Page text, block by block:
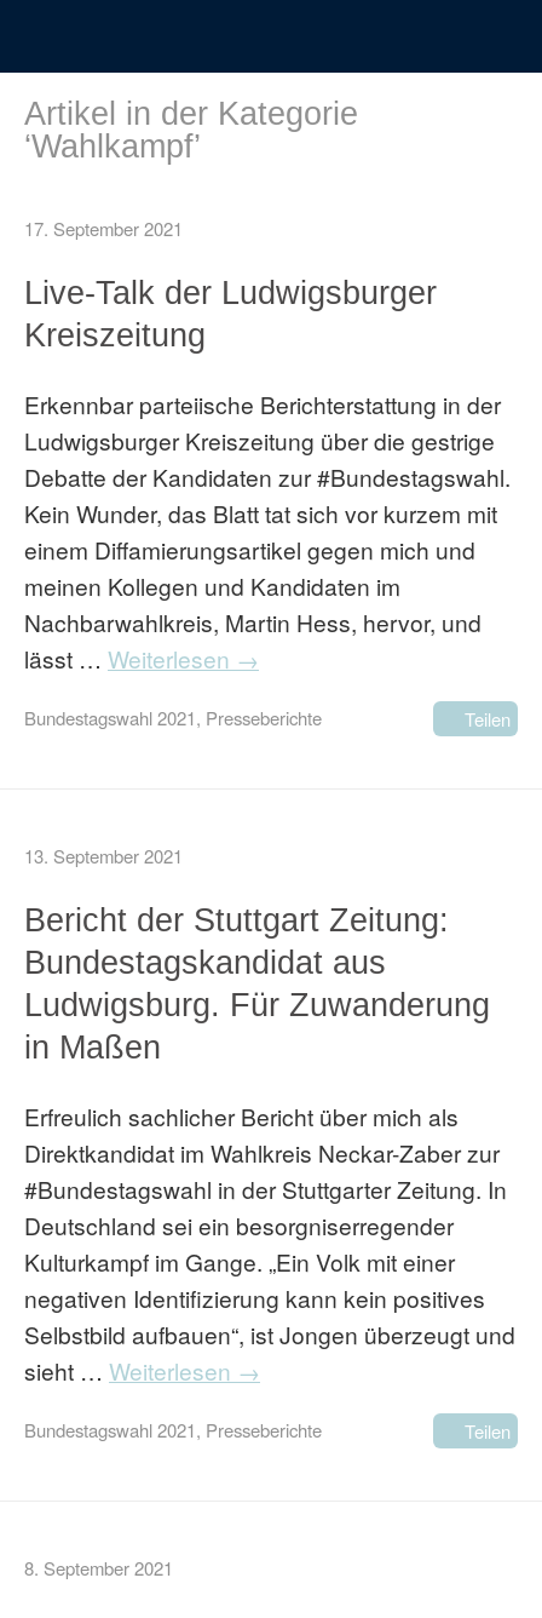
Artikel in der Kategorie
‘Wahlkampf’
17. September 2021
Live-Talk der Ludwigsburger
Kreiszeitung
Erkennbar parteiische Berichterstattung in der
Ludwigsburger Kreiszeitung über die gestrige
Debatte der Kandidaten zur #Bundestagswahl.
Kein Wunder, das Blatt tat sich vor kurzem mit
einem Diffamierungsartikel gegen mich und
meinen Kollegen und Kandidaten im
Nachbarwahlkreis, Martin Hess, hervor, und
lässt … Weiterlesen →
Bundestagswahl 2021, Presseberichte Teilen
13. September 2021
Bericht der Stuttgart Zeitung:
Bundestagskandidat aus
Ludwigsburg. Für Zuwanderung
in Maßen
Erfreulich sachlicher Bericht über mich als
Direktkandidat im Wahlkreis Neckar-Zaber zur
#Bundestagswahl in der Stuttgarter Zeitung. In
Deutschland sei ein besorgniserregender
Kulturkampf im Gange. „Ein Volk mit einer
negativen Identifizierung kann kein positives
Selbstbild aufbauen“, ist Jongen überzeugt und
sieht … Weiterlesen →
Bundestagswahl 2021, Presseberichte Teilen
8. September 2021